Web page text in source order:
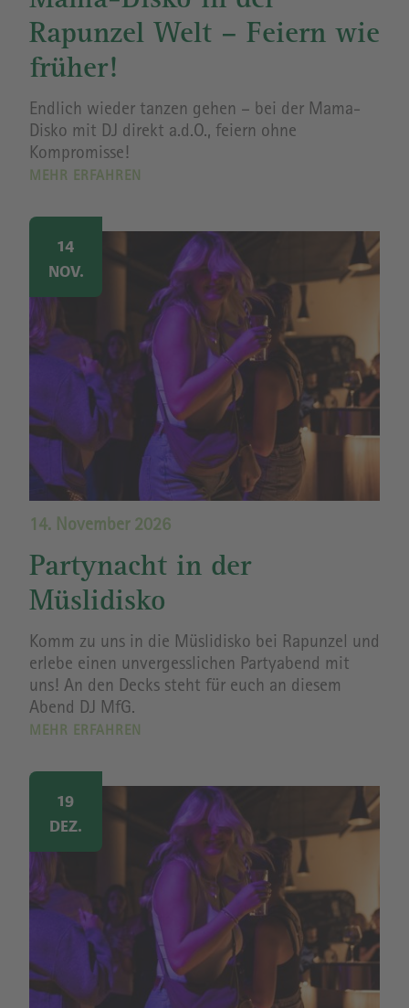
Rapunzel Welt – Feiern wie
früher!
Endlich wieder tanzen gehen – bei der Mama-
Disko mit DJ direkt a.d.O., feiern ohne
Kompromisse!
MEHR ERFAHREN
Image
14. November 2026
Partynacht in der
Müslidisko
Komm zu uns in die Müslidisko bei Rapunzel und
erlebe einen unvergesslichen Partyabend mit
uns! An den Decks steht für euch an diesem
Abend DJ MfG.
MEHR ERFAHREN
14
NOV.
Image
19
DEZ.